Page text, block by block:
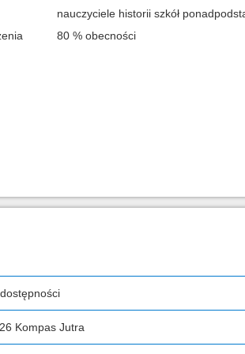
nauczyciele historii szkół
80 % obecności
Kompas Jutra